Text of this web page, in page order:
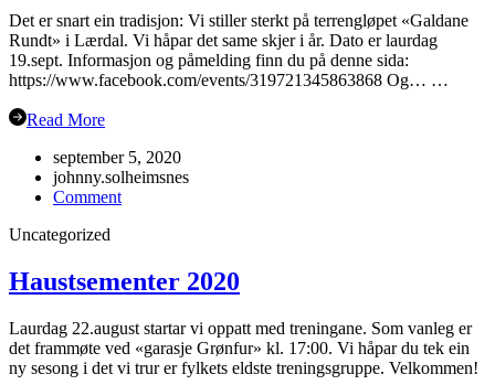
Det er snart ein tradisjon: Vi stiller sterkt på terrengløpet «Galdane
Rundt» i Lærdal. Vi håpar det same skjer i år. Dato er laurdag
19.sept. Informasjon og påmelding finn du på denne sida:
https://www.facebook.com/events/319721345863868 Og… …
Read More
september 5, 2020
johnny.solheimsnes
Commenton
19.sept
Uncategorized
Haustsementer 2020
Laurdag 22.august startar vi oppatt med treningane. Som vanleg er
det frammøte ved «garasje Grønfur» kl. 17:00. Vi håpar du tek ein
ny sesong i det vi trur er fylkets eldste treningsgruppe. Velkommen!